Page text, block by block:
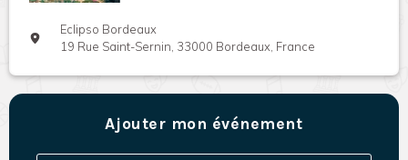
Eclipso Bordeaux
19 Rue Saint-Sernin, 33000 Bordeaux, France
Ajouter mon événement